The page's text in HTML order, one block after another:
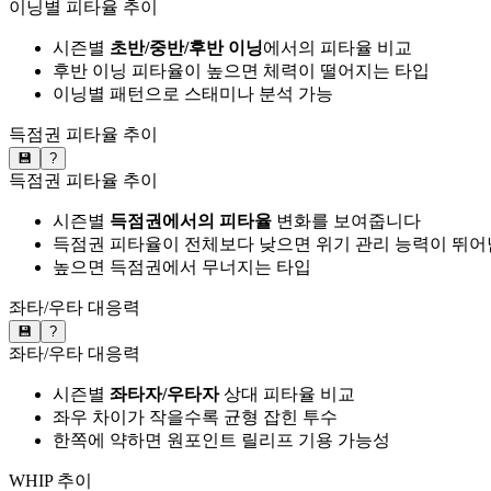
이닝별 피타율 추이
시즌별 초반/중반/후반 이닝에서의 피타율 비교
후반 이닝 피타율이 높으면 체력이 떨어지는 타입
이닝별 패턴으로 스태미나 분석 가능
득점권 피타율 추이
💾 ?
득점권 피타율 추이
시즌별 득점권에서의 피타율 변화를 보여줍니다
득점권 피타율이 전체보다 낮으면 위기 관리 능력이 뛰어
높으면 득점권에서 무너지는 타입
좌타/우타 대응력
💾 ?
좌타/우타 대응력
시즌별 좌타자/우타자상대 피타율 비교
좌우 차이가 작을수록 균형 잡힌 투수
한쪽에 약하면 원포인트 릴리프 기용 가능성
WHIP 추이